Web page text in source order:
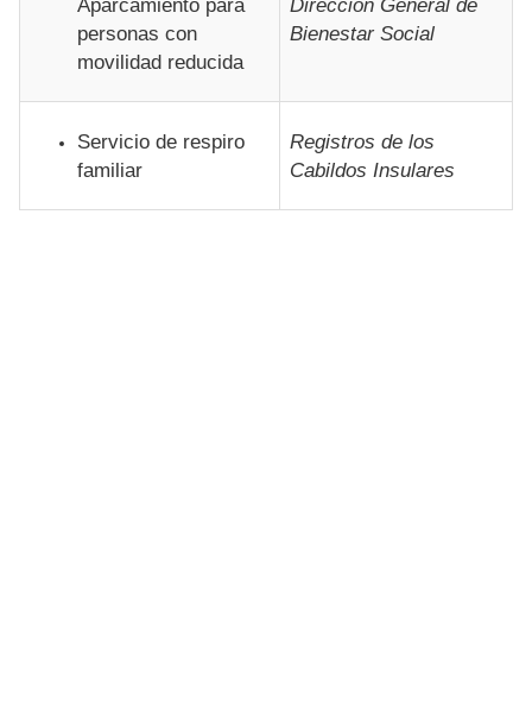
Aparcamiento para
personas con
movilidad reducida
Dirección General de
Bienestar Social
Servicio de respiro
familiar
Registros de los
Cabildos Insulares